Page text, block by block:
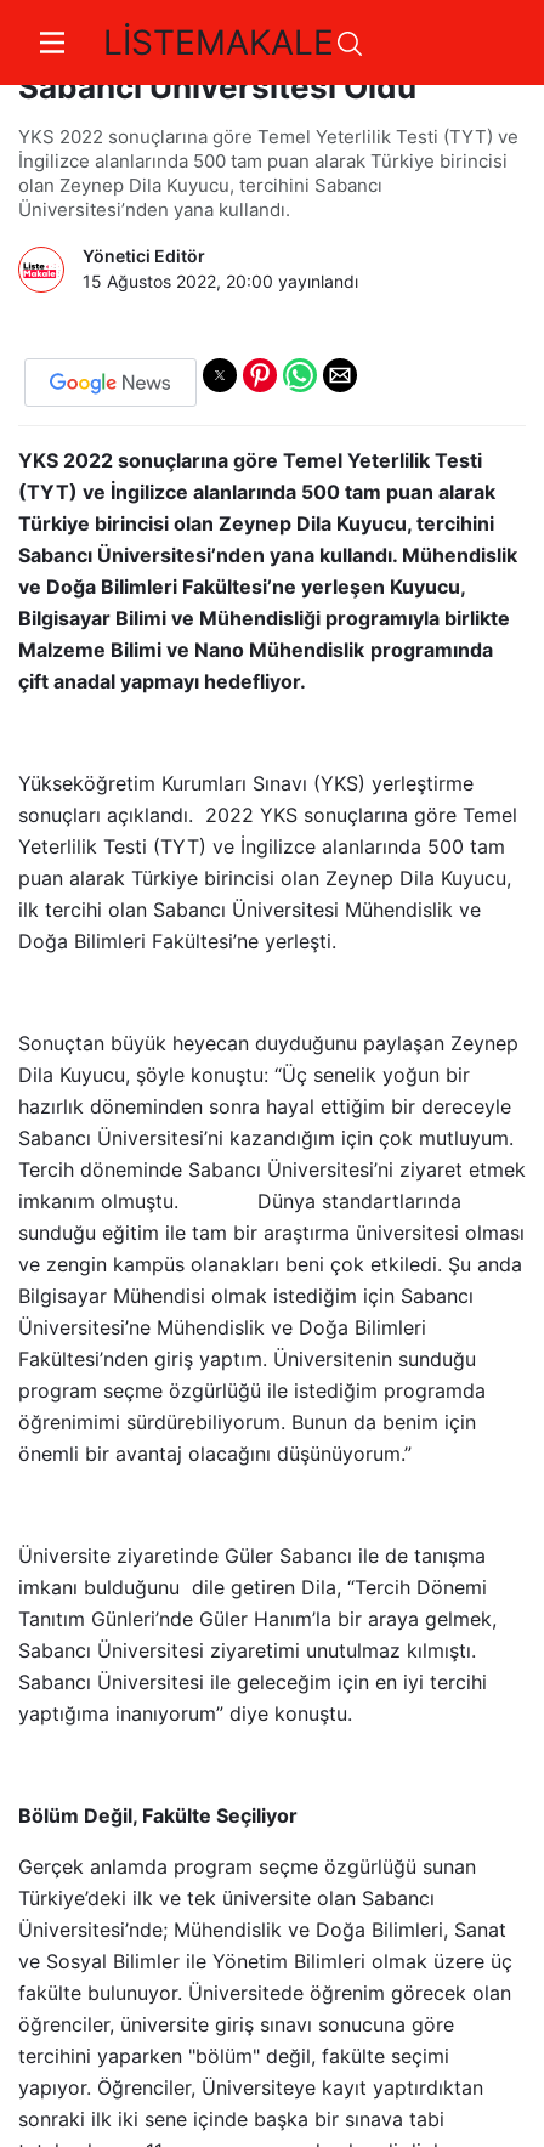
LİSTEMAKALE
YKS Şampiyonu’nun Tercihi
Sabancı Üniversitesi Oldu
YKS 2022 sonuçlarına göre Temel Yeterlilik Testi (TYT) ve
İngilizce alanlarında 500 tam puan alarak Türkiye birincisi
olan Zeynep Dila Kuyucu, tercihini Sabancı
Üniversitesi’nden yana kullandı.
Yönetici Editör
15 Ağustos 2022, 20:00 yayınlandı
YKS 2022 sonuçlarına göre Temel Yeterlilik Testi
(TYT) ve İngilizce alanlarında 500 tam puan alarak
Türkiye birincisi olan Zeynep Dila Kuyucu, tercihini
Sabancı Üniversitesi’nden yana kullandı. Mühendislik
ve Doğa Bilimleri Fakültesi’ne yerleşen Kuyucu,
Bilgisayar Bilimi ve Mühendisliği programıyla birlikte
Malzeme Bilimi ve Nano Mühendislik programında
çift anadal yapmayı hedefliyor.
Yükseköğretim Kurumları Sınavı (YKS) yerleştirme
sonuçları açıklandı. 2022 YKS sonuçlarına göre Temel
Yeterlilik Testi (TYT) ve İngilizce alanlarında 500 tam
puan alarak Türkiye birincisi olan Zeynep Dila Kuyucu,
ilk tercihi olan Sabancı Üniversitesi Mühendislik ve
Doğa Bilimleri Fakültesi’ne yerleşti.
Sonuçtan büyük heyecan duyduğunu paylaşan Zeynep
Dila Kuyucu, şöyle konuştu: “Üç senelik yoğun bir
hazırlık döneminden sonra hayal ettiğim bir dereceyle
Sabancı Üniversitesi’ni kazandığım için çok mutluyum.
Tercih döneminde Sabancı Üniversitesi’ni ziyaret etmek
imkanım olmuştu. Dünya standartlarında
sunduğu eğitim ile tam bir araştırma üniversitesi olması
ve zengin kampüs olanakları beni çok etkiledi. Şu anda
Bilgisayar Mühendisi olmak istediğim için Sabancı
Üniversitesi’ne Mühendislik ve Doğa Bilimleri
Fakültesi’nden giriş yaptım. Üniversitenin sunduğu
program seçme özgürlüğü ile istediğim programda
öğrenimimi sürdürebiliyorum. Bunun da benim için
önemli bir avantaj olacağını düşünüyorum.”
Üniversite ziyaretinde Güler Sabancı ile de tanışma
imkanı bulduğunu dile getiren Dila, “Tercih Dönemi
Tanıtım Günleri’nde Güler Hanım’la bir araya gelmek,
Sabancı Üniversitesi ziyaretimi unutulmaz kılmıştı.
Sabancı Üniversitesi ile geleceğim için en iyi tercihi
yaptığıma inanıyorum” diye konuştu.
Bölüm Değil, Fakülte Seçiliyor
Gerçek anlamda program seçme özgürlüğü sunan
Türkiye’deki ilk ve tek üniversite olan Sabancı
Üniversitesi’nde; Mühendislik ve Doğa Bilimleri, Sanat
ve Sosyal Bilimler ile Yönetim Bilimleri olmak üzere üç
fakülte bulunuyor. Üniversitede öğrenim görecek olan
öğrenciler, üniversite giriş sınavı sonucuna göre
tercihini yaparken "bölüm" değil, fakülte seçimi
yapıyor. Öğrenciler, Üniversiteye kayıt yaptırdıktan
sonraki ilk iki sene içinde başka bir sınava tabi